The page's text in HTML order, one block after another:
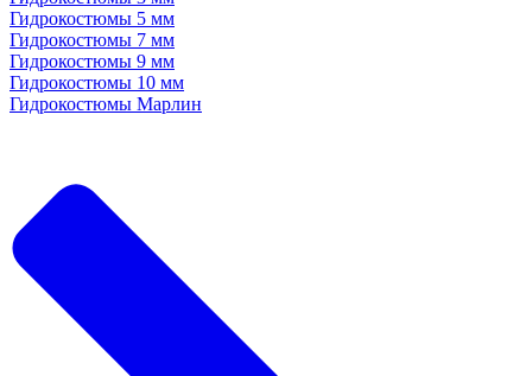
Гидрокостюмы 5 мм
Гидрокостюмы 7 мм
Гидрокостюмы 9 мм
Гидрокостюмы 10 мм
Гидрокостюмы Марлин